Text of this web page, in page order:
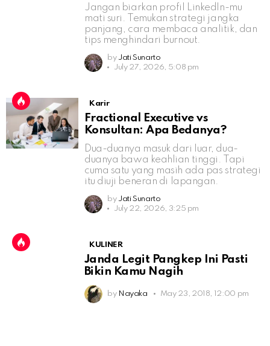
Jangan biarkan profil LinkedIn-mu
mati suri. Temukan strategi jangka
panjang, cara membaca analitik, dan
tips menghindari burnout.
by Jati Sunarto
July 27, 2026, 5:08 pm
Karir
Fractional Executive vs
Konsultan: Apa Bedanya?
Dua-duanya masuk dari luar, dua-
duanya bawa keahlian tinggi. Tapi
cuma satu yang masih ada pas strategi
itu diuji beneran di lapangan.
by Jati Sunarto
July 22, 2026, 3:25 pm
KULINER
Janda Legit Pangkep Ini Pasti
Bikin Kamu Nagih
by Nayaka May 23, 2018, 12:00 pm